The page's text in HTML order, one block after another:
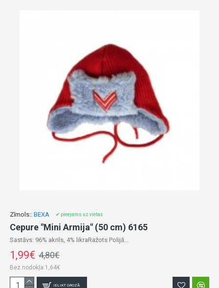
Zīmols:: BEXA ✔ pieejams uz vietas
Cepure "Mini Armija" (50 cm) 6165
Sastāvs: 96% akrils, 4% likraRažots Polijā...
1,99€ 4,80€
Bez nodokļa:1,64€
IELIKT GROZĀ